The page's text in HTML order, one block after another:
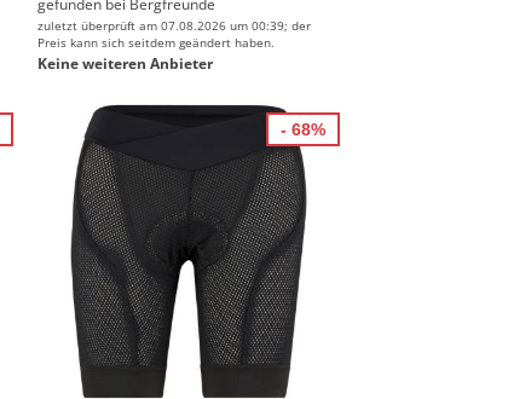
gefunden bei Bergfreunde
zuletzt überprüft am 07.08.2026 um 00:39; der
Preis kann sich seitdem geändert haben.
Keine weiteren Anbieter
- 68%